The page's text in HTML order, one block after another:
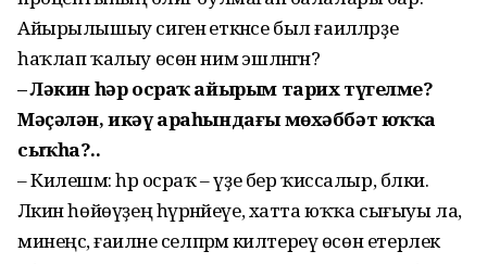
Айырылышыу сигенә еткәнсе был ғаиләләрҙе
һаҡлап ҡалыу өсөн нимә эшләнгән?
– Ләкин һәр осраҡ айырым тарих түгелме?
Мәҫәлән, икәү араһындағы мөхәббәт юҡҡа
сыҡһа?..
– Килешәм: һәр осраҡ – үҙе бер ҡиссалыр, бәлки.
Ләкин һөйөүҙең һүрәнәйеүе, хатта юҡҡа сығыуы ла,
минеңсә, ғаиләне селпәрәмә килтереү өсөн етерлек